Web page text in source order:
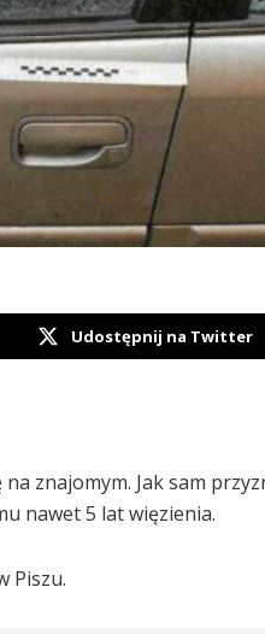
Udostępnij na Twitter
znajomym. Jak sam
nawet 5 lat więzienia.
Piszu.